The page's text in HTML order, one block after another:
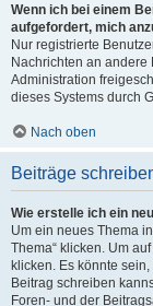
Wenn ich bei einem
aufgefordert, mich
Nur registrierte
Nachrichten an
Administration
dieses Systems durch
Nach oben
Beiträge
Wie erstelle ich ein
Um ein neues Thema
Thema“ klicken. Um
klicken. Es könnte
Beitrag schreiben
Foren- und der